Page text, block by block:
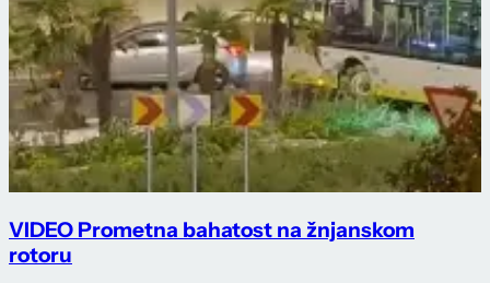
VIDEO Prometna bahatost na žnjanskom
rotoru